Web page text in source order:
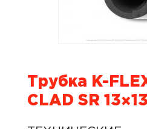
Трубка K-
CLAD SR